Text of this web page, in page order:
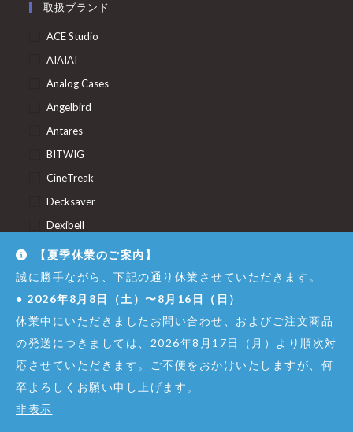
取扱ブランド
ACE Studio
AIAIAI
Analog Cases
Angelbird
Antares
BITWIG
CineTreak
Decksaver
Dexibell
DJ.STUDIO
ESI
Eventide
FabFilter
GLORiOUS
Hercules
Inspired Acoustics
MicroKits
【夏季休業のご案内】
誠に勝手ながら、下記の通り休業させていただきます。
● 2026年8月8日（土）〜8月16日（日）
休業中にいただきましたお問い合わせ、およびご注文商品
の発送につきましては、2026年8月17日（月）より順次対
応させていただきます。ご不便をおかけいたしますが、何
卒よろしくお願い申し上げます。
非表示